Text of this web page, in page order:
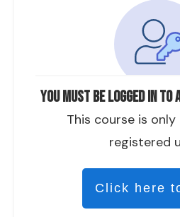
You must be logged in
This course is
registered
Click here